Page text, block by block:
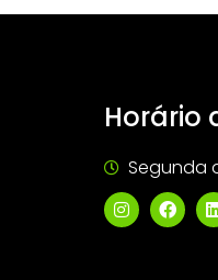
Horário
Segunda